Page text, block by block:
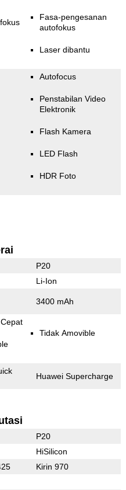
Fasa-pengesanan
autofokus
Laser dibantu
Autofocus
Penstabilan Video
Elektronik
Flash Kamera
LED Flash
HDR Foto
P20
Li-Ion
3400 mAh
Tidak Amovible
Huawei Supercharge
P20
HiSilicon
Kirin 970